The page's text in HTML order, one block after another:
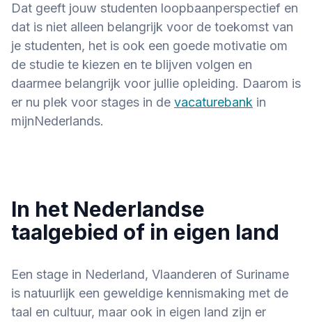
Dat geeft jouw studenten loopbaanperspectief en
dat is niet alleen belangrijk voor de toekomst van
je studenten, het is ook een goede motivatie om
de studie te kiezen en te blijven volgen en
daarmee belangrijk voor jullie opleiding. Daarom is
er nu plek voor stages in de vacaturebank in
mijnNederlands.
In het Nederlandse
taalgebied of in eigen land
Een stage in Nederland, Vlaanderen of Suriname
is natuurlijk een geweldige kennismaking met de
taal en cultuur, maar ook in eigen land zijn er